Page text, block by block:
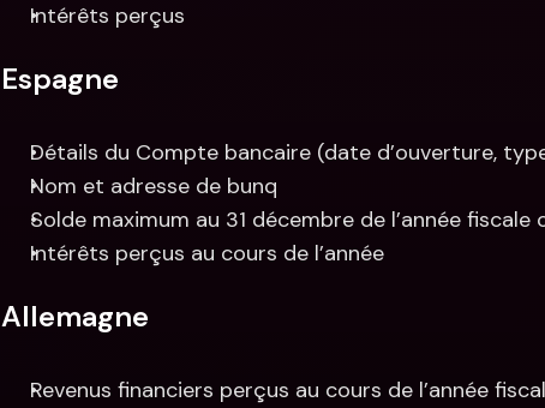
Intérêts perçus
Espagne
Détails du Compte bancaire (date d’ouverture,
Nom et adresse de bunq
Solde maximum au 31 décembre de l’année fiscale
Intérêts perçus au cours de l’année
Allemagne
Revenus financiers perçus au cours de l’année